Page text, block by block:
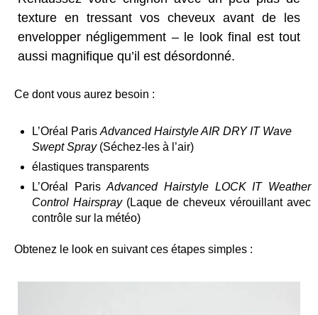
texture en tressant vos cheveux avant de les
envelopper négligemment – le look final est tout
aussi magnifique qu’il est désordonné.
Ce dont vous aurez besoin :
L’Oréal Paris Advanced Hairstyle AIR DRY IT Wave
Swept Spray(Séchez-les à l’air)
élastiques transparents
L’Oréal ParisAdvanced Hairstyle LOCK IT Weather
Control Hairspray (Laque de cheveux vérouillant avec
contrôle sur la météo)
Obtenez le look en suivant ces étapes simples :